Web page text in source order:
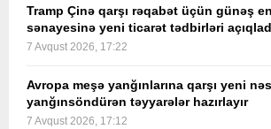
Tramp Çinə qarşı rəqabət üçün günəş
sənayesinə yeni ticarət tədbirləri
7 Avqust 2026, 17:22
Avropa meşə yanğınlarına qarşı yeni
yanğınsöndürən təyyarələr hazırlayır
7 Avqust 2026, 17:12